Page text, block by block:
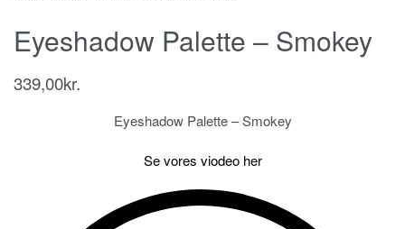
Eyeshadow Palette – Smokey
339,00kr.
Eyeshadow Palette – Smokey
Se vores viodeo her